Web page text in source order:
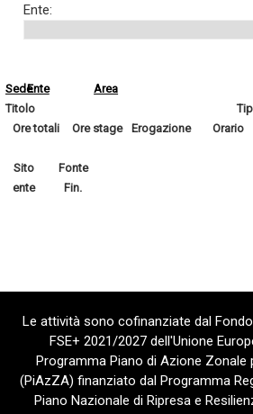
Ente:
SedeEnte
Area
Titolo
Ore totali
Ore stage Erogazione Orario
Sito
ente
Fonte
Fin.
Le attività sono cofinanziate dal
FSE+ 2021/2027 dell'Unione
Programma Piano di Azione Zonale
(PiAzZA) finanziato dal Programma
Piano Nazionale di Ripresa e